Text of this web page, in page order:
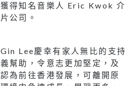
得知名音樂人 Eric Kwok 介
公司。
Lee慶幸有家人無比的支持
幫助，令意志更加堅定，及
為前往香港發展，可離開原